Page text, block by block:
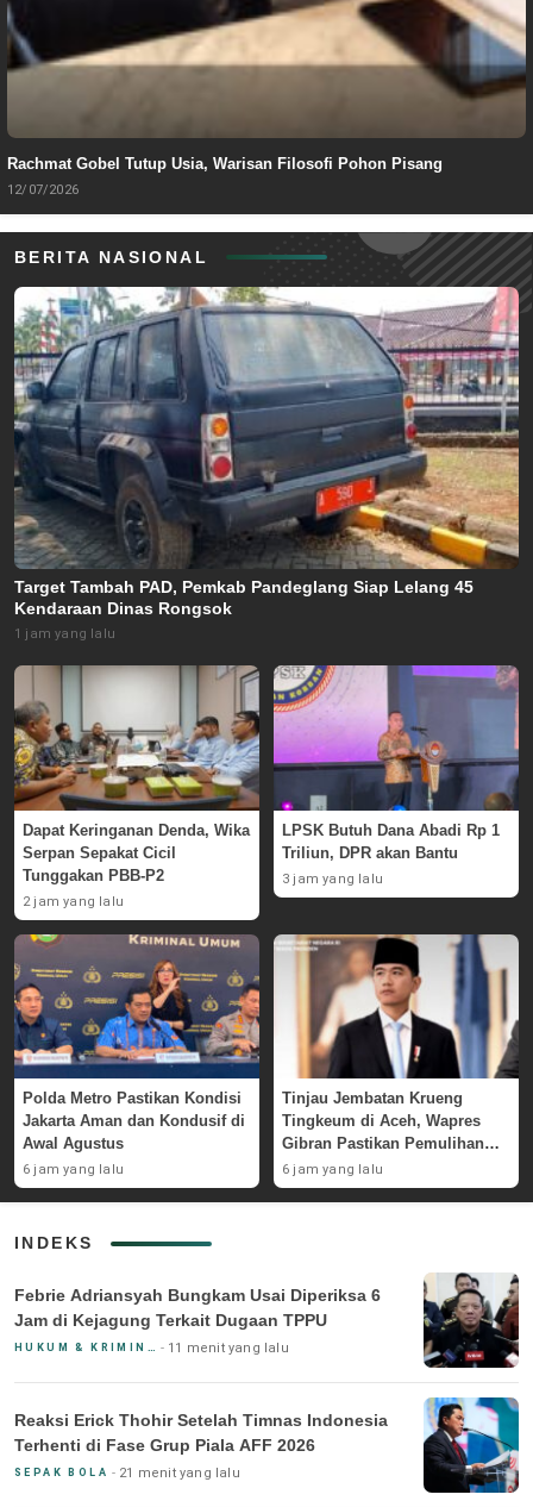
Rachmat Gobel Tutup Usia, Warisan Filosofi Pohon Pisang
12/07/2026
BERITA NASIONAL
Target Tambah PAD, Pemkab Pandeglang Siap Lelang 45
Kendaraan Dinas Rongsok
1 jam yang lalu
Dapat Keringanan Denda, Wika
Serpan Sepakat Cicil
Tunggakan PBB-P2
2 jam yang lalu
LPSK Butuh Dana Abadi Rp 1
Triliun, DPR akan Bantu
3 jam yang lalu
Polda Metro Pastikan Kondisi
Jakarta Aman dan Kondusif di
Awal Agustus
6 jam yang lalu
Tinjau Jembatan Krueng
Tingkeum di Aceh, Wapres
Gibran Pastikan Pemulihan
Pascabencana
6 jam yang lalu
INDEKS
Febrie Adriansyah Bungkam Usai Diperiksa 6
Jam di Kejagung Terkait Dugaan TPPU
11 menit yang lalu
Reaksi Erick Thohir Setelah Timnas Indonesia
Terhenti di Fase Grup Piala AFF 2026
SEPAK BOLA 21 menit yang lalu